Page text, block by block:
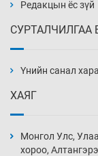
Редакцын ёс зүй
Үнийн санал
ХАЯГ
Монгол Улс,
хороо,